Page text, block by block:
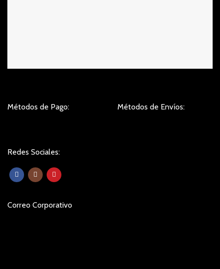
Métodos de Pago: Métodos de Envíos:
Redes Sociales:
Correo Corporativo